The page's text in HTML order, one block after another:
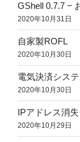
GShell 0.7.7 −
2020年10月31日
自家製ROFL
2020年10月30日
電気決済シス
2020年10月30日
IPアドレス消
2020年10月29日